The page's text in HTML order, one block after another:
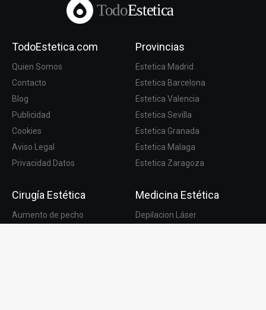
TodoEstetica
TodoEstetica.com
Quien Somos
Contacto
Blog
Publicidad
Cookies
Aviso Legal
Privacidad Datos
Provincias
Estetica Madrid
Estetica Barcelona
Estetica Valencia
Estetica Sevilla
Estetica Granada
Estetica Malaga
Estetica Zaragoza
Cirugía Estética
Aumento de pecho
Medicina Estética
Depilacion Láser